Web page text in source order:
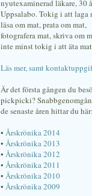
nyutexaminerad läkare, 30
Uppsalabo. Tokig i att laga
läsa om mat, prata om mat,
fotografera mat, skriva om
inte minst tokig i att äta
Läs mer, samt
Är det första gången du
pickpicki?
de senaste åren hittar du här:
• Årskrönika 2014
• Årskrönika 2013
• Årskrönika 2012
• Årskrönika 2011
• Årskrönika 2010
• Årskrönika 2009